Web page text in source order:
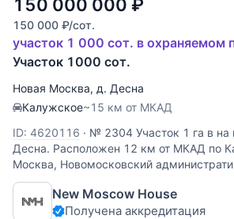
150 000 000 ₽
150 000 ₽/сот.
участок 1 000 сот. в охраняемом
Участок 1000 сот.
Новая Москва, д. Десна
Калужское~15 км от МКАД
ID: 4620116 · № 2304 Участок 1 га в на
Десна. Расположен 12 км от МКАД по
Москва, Новомосковский
Коммунарка, квартал 16. Ключевые
расположен на высоком берегу реки с
New Moscow House
Получена аккредитация